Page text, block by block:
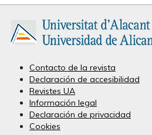
s
t
a
g
r
n
v
e
s
t
c
e
o
Contacto de la revista
Declaración de accesibilidad
Revistes UA
Información legal
Declaración de privacidad
Cookies